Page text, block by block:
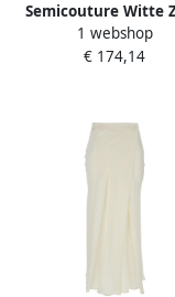
Semicouture Witte
Blend V-hals Top
Gedrapeerde
1 webshop
€ 174,14